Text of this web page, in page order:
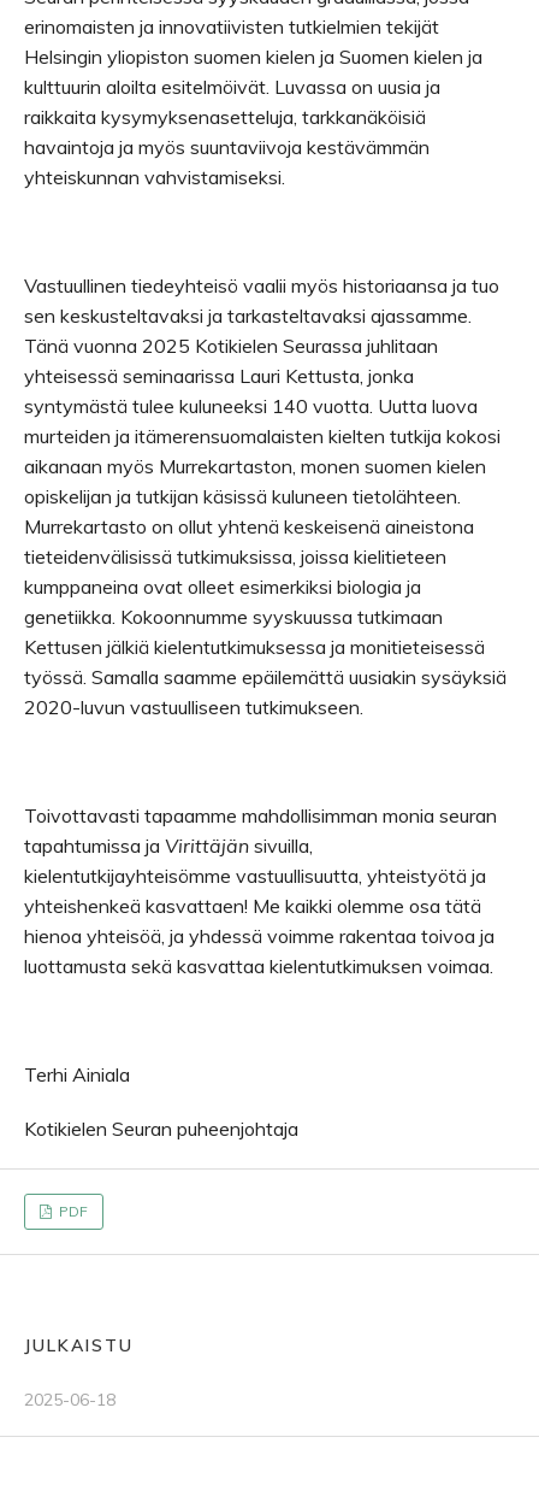
erinomaisten ja innovatiivisten tutkielmien tekijät
Helsingin yliopiston suomen kielen ja Suomen kielen ja
kulttuurin aloilta esitelmöivät. Luvassa on uusia ja
raikkaita kysymyksenasetteluja, tarkkanäköisiä
havaintoja ja myös suuntaviivoja kestävämmän
yhteiskunnan vahvistamiseksi.
Vastuullinen tiedeyhteisö vaalii myös historiaansa ja tuo
sen keskusteltavaksi ja tarkasteltavaksi ajassamme.
Tänä vuonna 2025 Kotikielen Seurassa juhlitaan
yhteisessä seminaarissa Lauri Kettusta, jonka
syntymästä tulee kuluneeksi 140 vuotta. Uutta luova
murteiden ja itämerensuomalaisten kielten tutkija kokosi
aikanaan myös Murrekartaston, monen suomen kielen
opiskelijan ja tutkijan käsissä kuluneen tietolähteen.
Murrekartasto on ollut yhtenä keskeisenä aineistona
tieteidenvälisissä tutkimuksissa, joissa kielitieteen
kumppaneina ovat olleet esimerkiksi biologia ja
genetiikka. Kokoonnumme syyskuussa tutkimaan
Kettusen jälkiä kielentutkimuksessa ja monitieteisessä
työssä. Samalla saamme epäilemättä uusiakin sysäyksiä
2020-luvun vastuulliseen tutkimukseen.
Toivottavasti tapaamme mahdollisimman monia seuran
tapahtumissa ja Virittäjän sivuilla,
kielentutkijayhteisömme vastuullisuutta, yhteistyötä ja
yhteishenkeä kasvattaen! Me kaikki olemme osa tätä
hienoa yhteisöä, ja yhdessä voimme rakentaa toivoa ja
luottamusta sekä kasvattaa kielentutkimuksen voimaa.
Terhi Ainiala
Kotikielen Seuran puheenjohtaja
PDF
JULKAISTU
2025-06-18